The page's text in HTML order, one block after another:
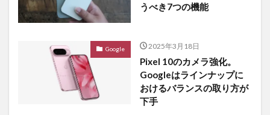
うべき7つの機能
Google 2025年3月18日
Pixel 10のカメラ強化。
Googleはラインナップに
おけるバランスの取り方が
下手